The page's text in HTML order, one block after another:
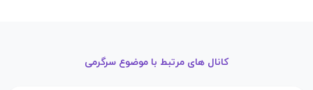
کانال های مرتبط با موضوع سرگرمی